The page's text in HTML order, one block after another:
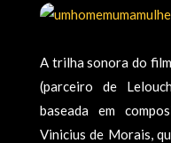
A trilha sonora do
(parceiro de
baseada em
Vinicius de Morais,